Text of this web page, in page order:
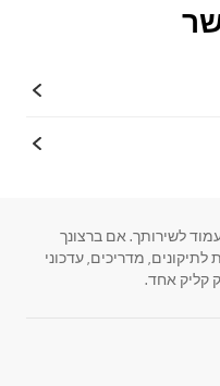
לשירותך. אם ברצונך
מדריכים, עדכוני